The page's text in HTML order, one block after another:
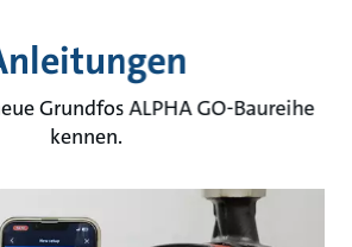
Grundfos ALPHA GO-Baureihe
kennen.